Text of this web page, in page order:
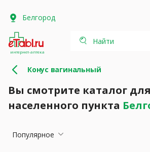
Белгород
интернет-аптека
Найти
Конус вагинальный
Вы смотрите каталог для
населенного пункта
Популярное